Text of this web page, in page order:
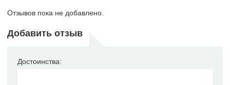
Отзывов пока не добавлено.
Добавить отзыв
Достоинства: